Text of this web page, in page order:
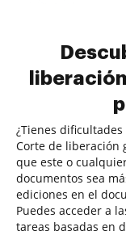
¿Tienes
Corte de liberación
que este o
documentos sea
ediciones en el
Puedes acceder a
tareas basadas en